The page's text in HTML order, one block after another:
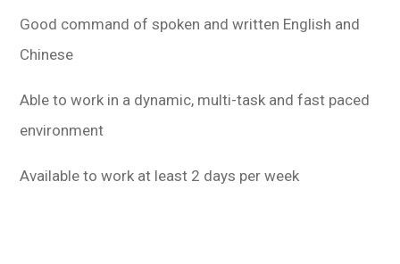
Good command of spoken and written English and
Chinese
Able to work in a dynamic, multi-task and fast paced
environment
Available to work at least 2 days per week